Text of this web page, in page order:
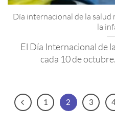
Día internacional de la salud
la
El Día Internacional de
cada 10 de
1 2 3